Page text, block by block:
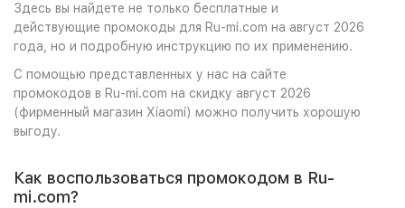
Здесь вы найдете не только бесплатные и
действующие промокоды для Ru-mi.com на август 2026
года, но и подробную инструкцию по их применению.
С помощью представленных у нас на сайте
промокодов в Ru-mi.com на скидку август 2026
(фирменный магазин Xiaomi) можно получить хорошую
выгоду.
Как воспользоваться промокодом в Ru-
mi.com?